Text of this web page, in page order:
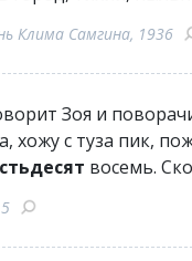
Клима Самгина, 1936
Зоя и
хожу с туза пик,
восемь.